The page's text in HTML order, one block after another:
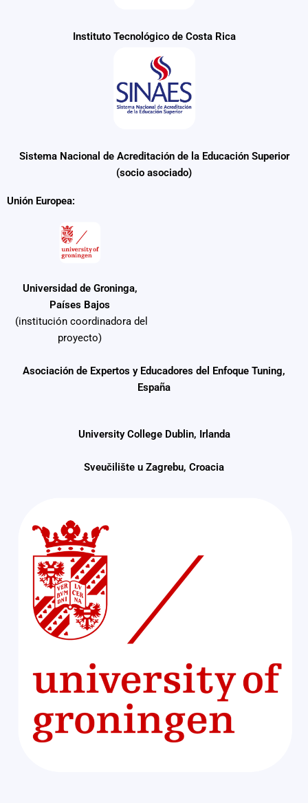
Instituto Tecnológico de Costa Rica
Sistema Nacional de Acreditación de la Educación Superior
(socio asociado)
Unión Europea:
Universidad de Groninga,
Países Bajos
(institución coordinadora del
proyecto)
Asociación de Expertos y Educadores del Enfoque Tuning,
España
University College Dublin, Irlanda
Sveučilište u Zagrebu, Croacia